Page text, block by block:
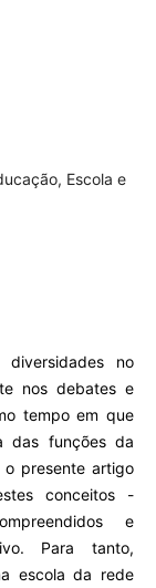
Escola e
no
nos debates e
tempo em que
das funções da
presente artigo
conceitos -
e
Para tanto,
escola da rede